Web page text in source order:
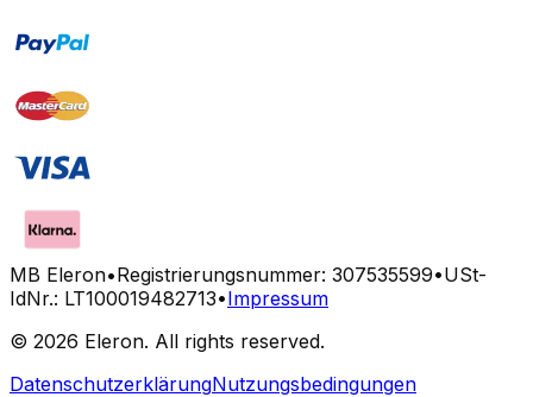
MB Eleron•Registrierungsnummer: 307535599•USt-
IdNr.: LT100019482713•Impressum
© 2026 Eleron. All rights reserved.
DatenschutzerklärungNutzungsbedingungen